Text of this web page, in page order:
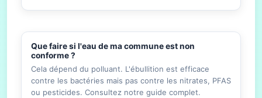
Que faire si l'eau de ma commune est non
conforme ?
Cela dépend du polluant. L'ébullition est efficace
contre les bactéries mais pas contre les nitrates, PFAS
ou pesticides. Consultez notre guide complet.